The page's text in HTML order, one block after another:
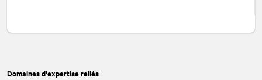
Domaines d'expertise reliés